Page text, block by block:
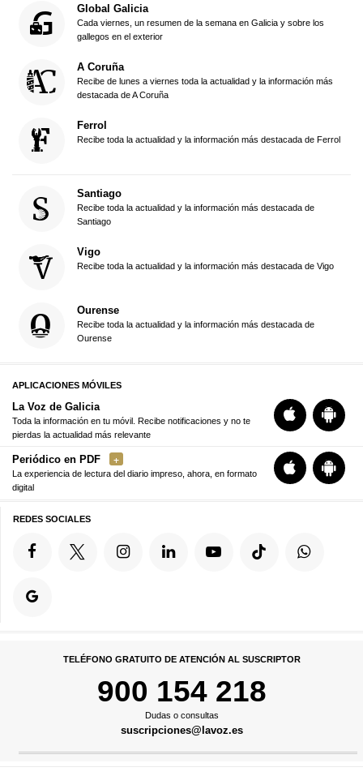
Global Galicia
Cada viernes, un resumen de la semana en Galicia y sobre los
gallegos en el exterior
A Coruña
Recibe de lunes a viernes toda la actualidad y la información más
destacada de A Coruña
Ferrol
Recibe toda la actualidad y la información más destacada de Ferrol
Santiago
Recibe toda la actualidad y la información más destacada de
Santiago
Vigo
Recibe toda la actualidad y la información más destacada de Vigo
Ourense
Recibe toda la actualidad y la información más destacada de
Ourense
APLICACIONES MÓVILES
La Voz de Galicia
Toda la información en tu móvil. Recibe notificaciones y no te
pierdas la actualidad más relevante
Periódico en PDF
La experiencia de lectura del diario impreso, ahora, en formato
digital
REDES SOCIALES
TELÉFONO GRATUITO DE ATENCIÓN AL SUSCRIPTOR
900 154 218
Dudas o consultas
suscripciones@lavoz.es